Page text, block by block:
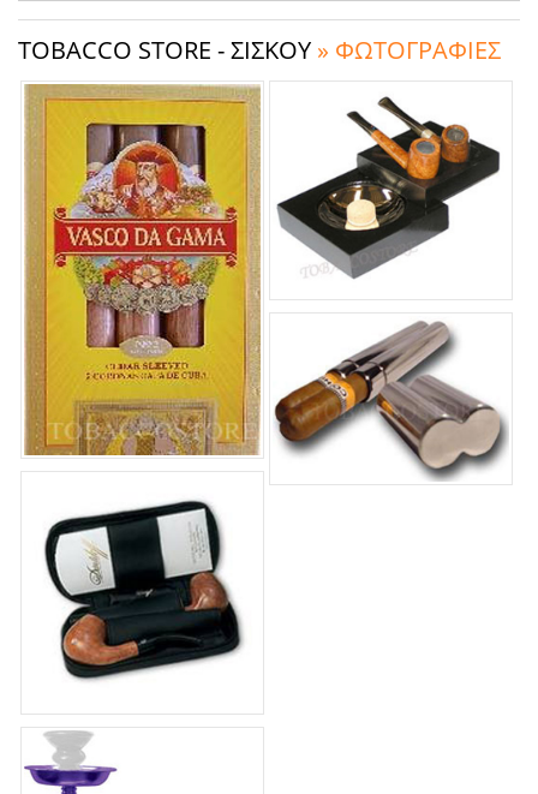
TOBACCO STORE - ΣΙΣΚΟΥ » ΦΩΤΟΓΡΑΦΙΕΣ